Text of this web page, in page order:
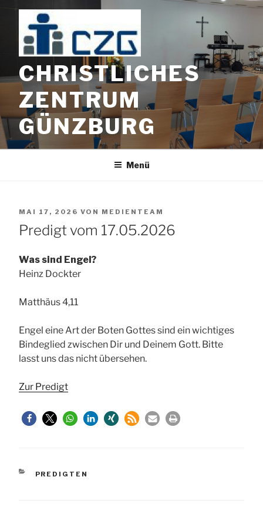
springen
CHRISTLICHES
ZENTRUM
GÜNZBURG
Menü
VERÖFFENTLICHT
AM
MAI 17, 2026 VON MEDIENTEAM
Predigt vom 17.05.2026
Was sind Engel?
Heinz Dockter
Matthäus 4,11
Engel eine Art der Boten Gottes sind ein wichtiges
Bindeglied zwischen Dir und Deinem Gott. Bitte
lasst uns das nicht übersehen.
Zur Predigt
KATEGORIEN
PREDIGTEN